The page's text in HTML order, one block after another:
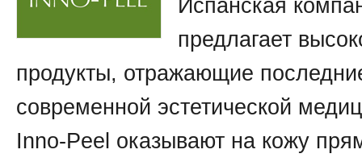
Испанская
предлагает
продукты, отражающие
современной эстетической
Inno-Peel оказывают на кожу